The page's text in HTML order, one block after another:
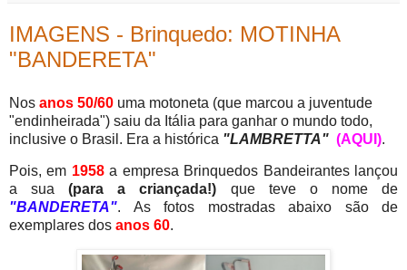
IMAGENS - Brinquedo: MOTINHA
"BANDERETA"
Nos anos 50/60 uma motoneta (que marcou a juventude
"endinheirada") saiu da Itália para ganhar o mundo todo,
inclusive o Brasil. Era a histórica "LAMBRETTA" (AQUI).
Pois, em 1958a empresa Brinquedos Bandeirantes lançou
a sua(para a criançada!) que teve o nome de
"BANDERETA". As fotos mostradas abaixo são de
exemplares dos anos 60.